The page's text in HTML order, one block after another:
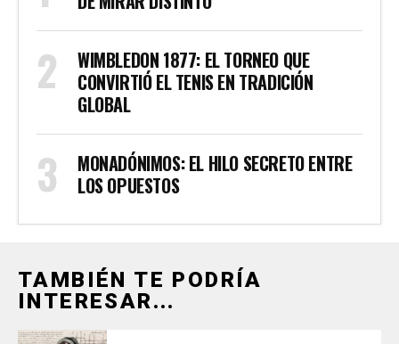
WIMBLEDON 1877: EL TORNEO QUE
CONVIRTIÓ EL TENIS EN TRADICIÓN
GLOBAL
MONADÓNIMOS: EL HILO SECRETO ENTRE
LOS OPUESTOS
TAMBIÉN TE PODRÍA
INTERESAR...